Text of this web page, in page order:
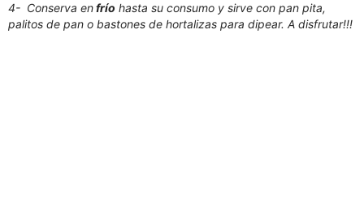
4- Conserva enfrío hasta su consumo y sirve con pan pita,
palitos de pan o bastones de hortalizas para dipear. A disfrutar!!!